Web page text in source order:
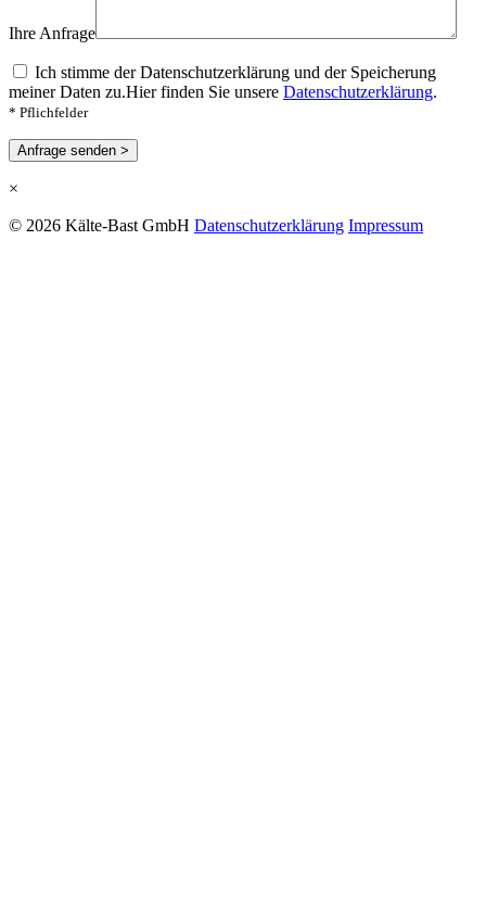
Ihre Anfrage
Ich stimme der Datenschutzerklärung und der Speicherung
meiner Daten zu.Hier finden Sie unsere Datenschutzerklärung.
* Pflichfelder
Anfrage senden >
×
© 2026 Kälte-Bast GmbH Datenschutzerklärung Impressum